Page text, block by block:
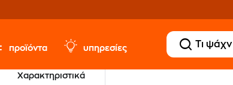
προϊόντα υπηρεσίες
Χαρακτηριστικά